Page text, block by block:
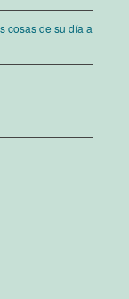
cosas de su día a